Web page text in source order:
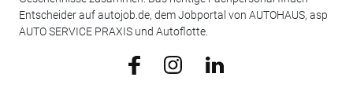
Entscheider auf autojob.de, dem Jobportal von AUTOHAUS, asp
AUTO SERVICE PRAXIS und Autoflotte.